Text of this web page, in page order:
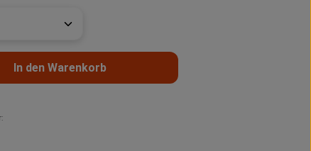
Anzahl: Gib den gewünschten Wert
In den Warenkorb